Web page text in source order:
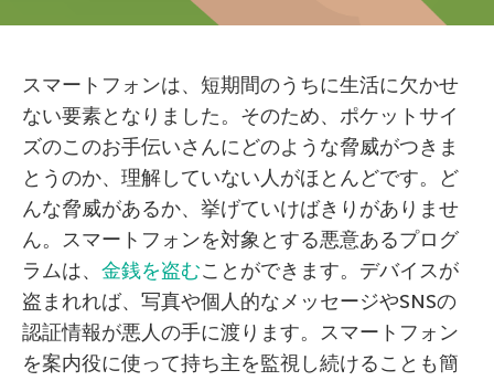
スマートフォンは、短期間のうちに生活に欠かせ
ない要素となりました。そのため、ポケットサイ
ズのこのお手伝いさんにどのような脅威がつきま
とうのか、理解していない人がほとんどです。ど
んな脅威があるか、挙げていけばきりがありませ
ん。スマートフォンを対象とする悪意あるプログ
ラムは、 金銭を盗むことができます。デバイスが
盗まれれば、写真や個人的なメッセージやSNSの
認証情報が悪人の手に渡ります。スマートフォン
を案内役に使って持ち主を監視し続けることも簡